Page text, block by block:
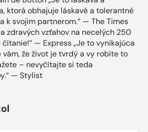
ktorá obhajuje láskavé a tolerantné
k svojim partnerom.“ — The Times
zdravých vzťahov na necelých 250
— Express „Je to vynikajúca
vám, že život je tvrdý a vy robíte to
– nevyčítajte si teda
— Stylist